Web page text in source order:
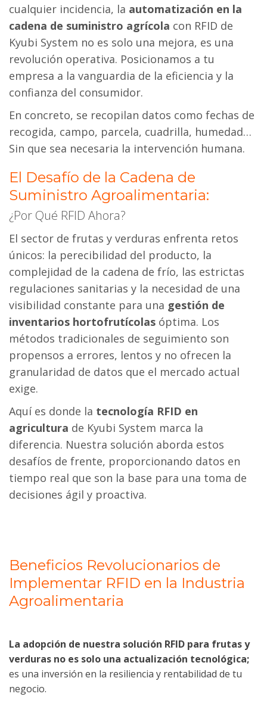
cualquier incidencia, la automatización en la
cadena de suministro agrícola con RFID de
Kyubi System no es solo una mejora, es una
revolución operativa. Posicionamos a tu
empresa a la vanguardia de la eficiencia y la
confianza del consumidor.
En concreto, se recopilan datos como fechas de
recogida, campo, parcela, cuadrilla, humedad…
Sin que sea necesaria la intervención humana.
El Desafío de la Cadena de
Suministro Agroalimentaria:
¿Por Qué RFID Ahora?
El sector de frutas y verduras enfrenta retos
únicos: la perecibilidad del producto, la
complejidad de la cadena de frío, las estrictas
regulaciones sanitarias y la necesidad de una
visibilidad constante para una gestión de
inventarios hortofrutícolas óptima. Los
métodos tradicionales de seguimiento son
propensos a errores, lentos y no ofrecen la
granularidad de datos que el mercado actual
exige.
Aquí es donde la tecnología RFID en
agricultura de Kyubi System marca la
diferencia. Nuestra solución aborda estos
desafíos de frente, proporcionando datos en
tiempo real que son la base para una toma de
decisiones ágil y proactiva.
Beneficios Revolucionarios de
Implementar RFID en la Industria
Agroalimentaria
La adopción de nuestra solución RFID para frutas y
verduras no es solo una actualización tecnológica;
es una inversión en la resiliencia y rentabilidad de tu
negocio.